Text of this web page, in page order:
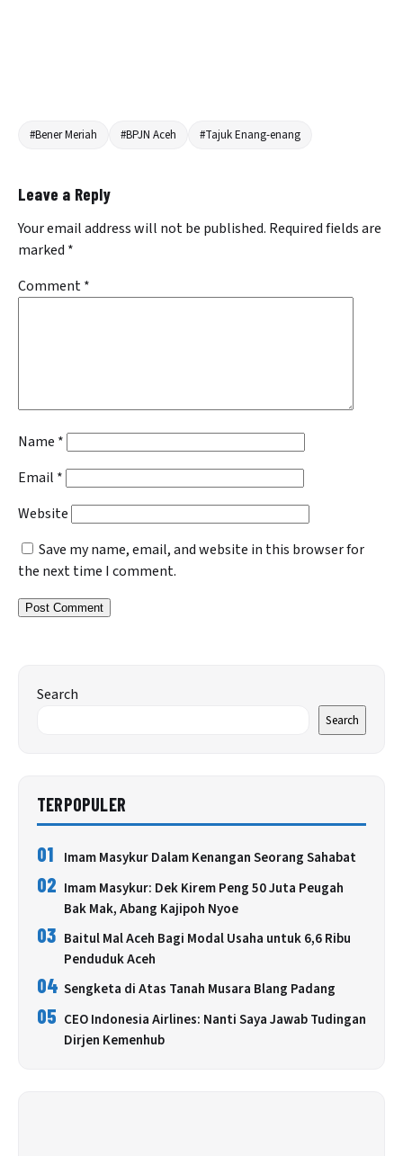
#Bener Meriah #BPJN Aceh #Tajuk Enang-enang
Leave a Reply
Your email address will not be published. Required fields are
marked *
Comment*
Name *
Email *
Website
Save my name, email, and website in this browser for
the next time I comment.
Search
Search
TERPOPULER
01 Imam Masykur Dalam Kenangan Seorang Sahabat
02 Imam Masykur: Dek Kirem Peng 50 Juta Peugah
Bak Mak, Abang Kajipoh Nyoe
03 Baitul Mal Aceh Bagi Modal Usaha untuk 6,6 Ribu
Penduduk Aceh
04 Sengketa di Atas Tanah Musara Blang Padang
05 CEO Indonesia Airlines: Nanti Saya Jawab Tudingan
Dirjen Kemenhub